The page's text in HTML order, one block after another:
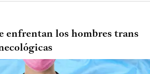
enfrentan los hombres trans